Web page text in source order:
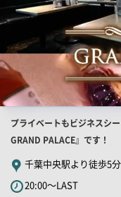
店
舗
PR
キ
ャ
プライベートもビジネスシ
GRAND PALACE』です！
千葉中央駅より徒歩5
20:00～LAST